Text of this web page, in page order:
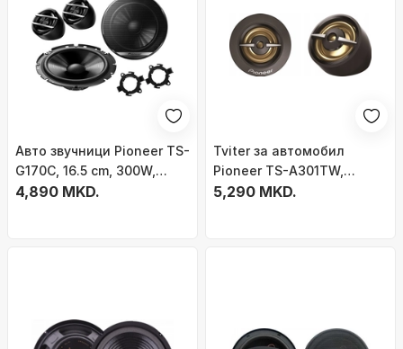
Авто звучници Pioneer TS-
G170C, 16.5 cm, 300W,
црни
4,890 MKD.
Tviter за автомобил
Pioneer TS-A301TW,
20mm, 240W, црн
5,290 MKD.